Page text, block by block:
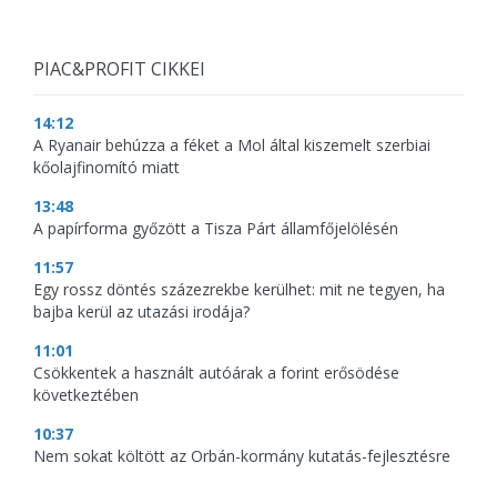
PIAC&PROFIT CIKKEI
14:12
A Ryanair behúzza a féket a Mol által kiszemelt szerbiai
kőolajfinomító miatt
13:48
A papírforma győzött a Tisza Párt államfőjelölésén
11:57
Egy rossz döntés százezrekbe kerülhet: mit ne tegyen, ha
bajba kerül az utazási irodája?
11:01
Csökkentek a használt autóárak a forint erősödése
következtében
10:37
Nem sokat költött az Orbán-kormány kutatás-fejlesztésre